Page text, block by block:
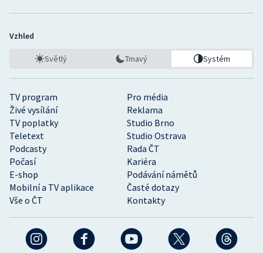
TV program
Pro média
Živé vysílání
Reklama
TV poplatky
Studio Brno
Teletext
Studio Ostrava
Podcasty
Rada ČT
Počasí
Kariéra
E-shop
Podávání námětů
Mobilní a TV aplikace
Časté dotazy
Vše o ČT
Kontakty
Vzhled
Světlý Tmavý Systém